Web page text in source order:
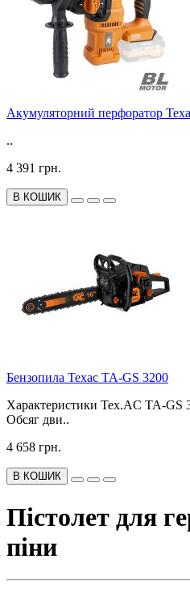
Акумуляторний перфоратор
..
4 391 грн.
В КОШИК
Бензопила Техас TA-GS 3200
Характеристики Tex.AC TA-GS
Обсяг дви..
4 658 грн.
В КОШИК
Пістолет для
піни